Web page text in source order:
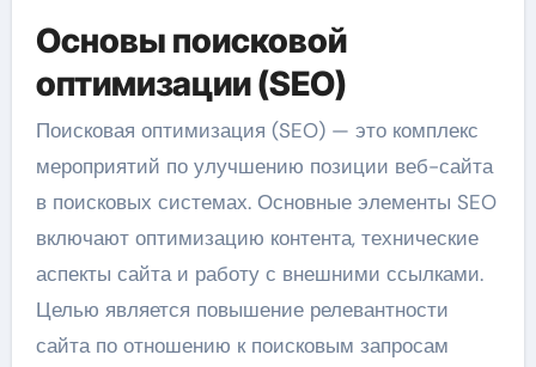
Основы поисковой
оптимизации (SEO)
Поисковая оптимизация (SEO) — это комплекс
мероприятий по улучшению позиции веб-сайта
в поисковых системах. Основные элементы SEO
включают оптимизацию контента, технические
аспекты сайта и работу с внешними ссылками.
Целью является повышение релевантности
сайта по отношению к поисковым запросам